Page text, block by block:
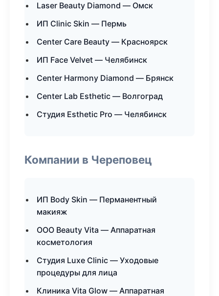
Laser Beauty Diamond — Омск
ИП Clinic Skin — Пермь
Center Care Beauty — Красноярск
ИП Face Velvet — Челябинск
Center Harmony Diamond — Брянск
Center Lab Esthetic — Волгоград
Студия Esthetic Pro — Челябинск
Компании в Череповец
ИП Body Skin — Перманентный
макияж
ООО Beauty Vita — Аппаратная
косметология
Студия Luxe Clinic — Уходовые
процедуры для лица
Клиника Vita Glow — Аппаратная